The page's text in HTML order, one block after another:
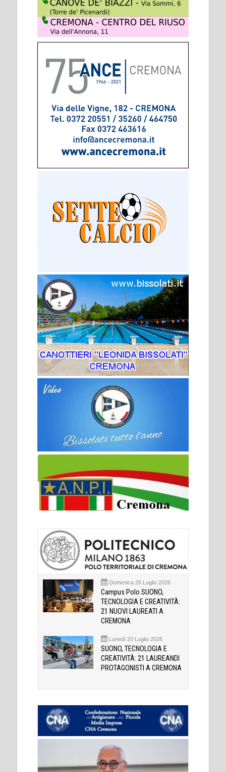
Domenica 26 Luglio 2026
Campus Polo SUONO,
TECNOLOGIA E CREATIVITÀ:
21 NUOVI LAUREATI A
CREMONA
Lunedì 20 Luglio 2026
SUONO, TECNOLOGIA E
CREATIVITÀ: 21 LAUREANDI
PROTAGONISTI A CREMONA